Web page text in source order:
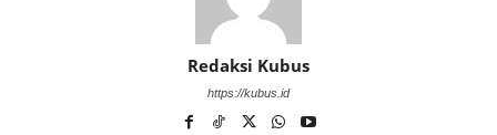
Redaksi Kubus
https://kubus.id